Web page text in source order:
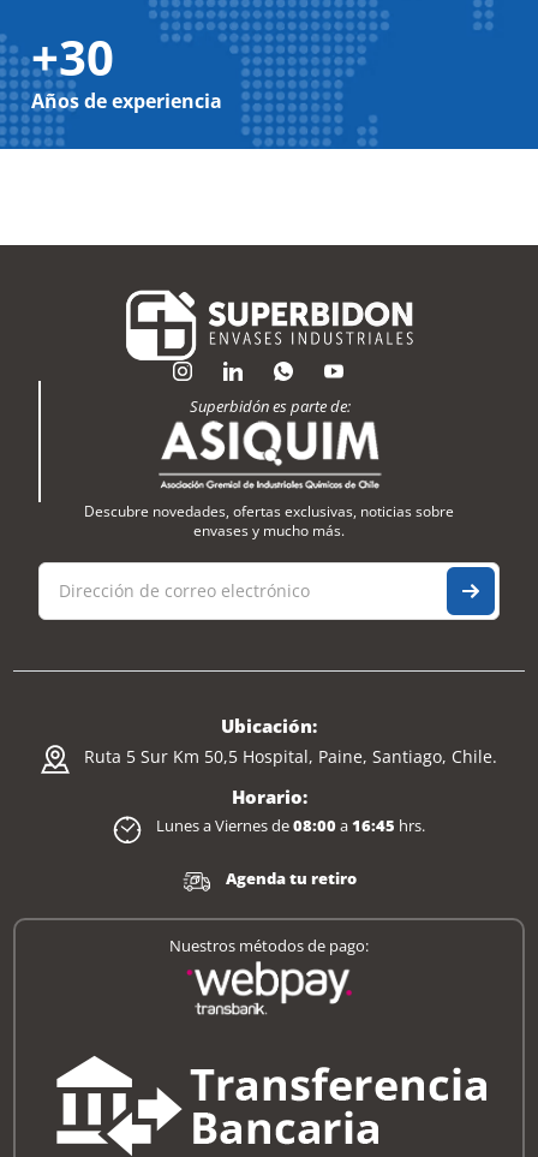
+30
Años de experiencia
Superbidón es parte de:
Descubre novedades, ofertas exclusivas, noticias sobre
envases y mucho más.
Ubicación:
Ruta 5 Sur Km 50,5 Hospital, Paine, Santiago, Chile.
Horario:
Lunes a Viernes de08:00a16:45 hrs.
Agenda tu retiro
Nuestros métodos de pago: